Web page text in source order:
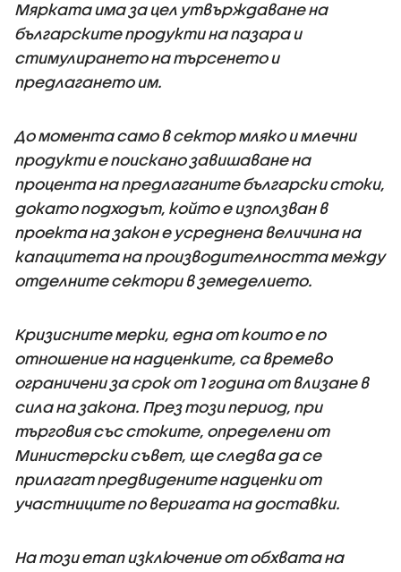
Мярката има за цел утвърждаване на
българските продукти на пазара и
стимулирането на търсенето и
предлагането им.
До момента само в сектор мляко и млечни
продукти е поискано завишаване на
процента на предлаганите български стоки,
докато подходът, който е използван в
проекта на закон е усреднена величина на
капацитета на производителността между
отделните сектори в земеделието.
Кризисните мерки, една от които е по
отношение на надценките, са времево
ограничени за срок от 1 година от влизане в
сила на закона. През този период, при
търговия със стоките, определени от
Министерски съвет, ще следва да се
прилагат предвидените надценки от
участниците по веригата на доставки.
На този етап изключение от обхвата на